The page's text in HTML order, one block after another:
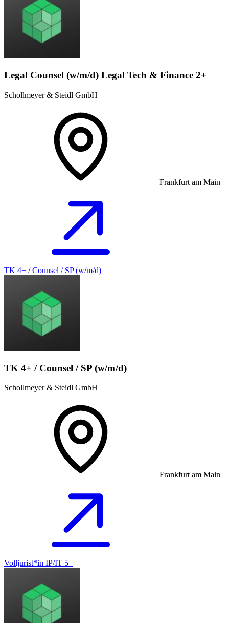
Legal Counsel (w/m/d) Legal Tech & Finance 2+
Schollmeyer & Steidl GmbH
Frankfurt am Main
TK 4+ / Counsel / SP (w/m/d)
TK 4+ / Counsel / SP (w/m/d)
Schollmeyer & Steidl GmbH
Frankfurt am Main
Volljurist*in IP/IT 5+